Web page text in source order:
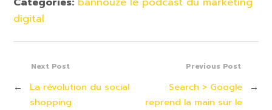
digital
Previous Post
Search > Google
reprend la main sur le
→
Next Post
←
La révolution du social
shopping